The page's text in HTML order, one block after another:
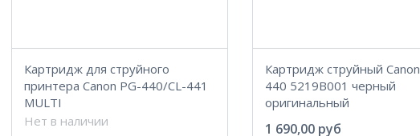
Картридж для струйного
принтера Canon PG-440/CL-441
MULTI
Нет в наличии
Картридж струйный
440 5219B001 черный
оригинальный
1 690,00 руб